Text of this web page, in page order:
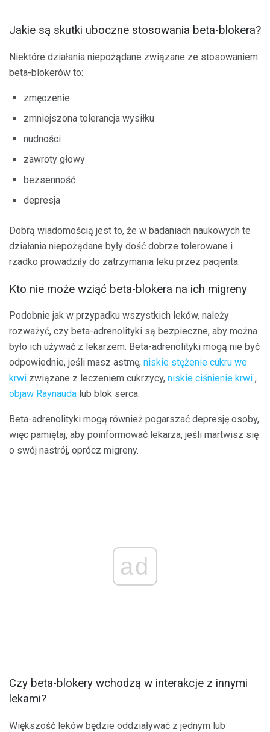
Jakie są skutki uboczne stosowania beta-blokera?
Niektóre działania niepożądane związane ze stosowaniem
beta-blokerów to:
zmęczenie
zmniejszona tolerancja wysiłku
nudności
zawroty głowy
bezsenność
depresja
Dobrą wiadomością jest to, że w badaniach naukowych te
działania niepożądane były dość dobrze tolerowane i
rzadko prowadziły do ​​zatrzymania leku przez pacjenta.
Kto nie może wziąć beta-blokera na ich migreny
Podobnie jak w przypadku wszystkich leków, należy
rozważyć, czy beta-adrenolityki są bezpieczne, aby można
było ich używać z lekarzem. Beta-adrenolityki mogą nie być
odpowiednie, jeśli masz astmę, niskie stężenie cukru we
krwi związane z leczeniem cukrzycy, niskie ciśnienie krwi ,
objaw Raynauda lub blok serca.
Beta-adrenolityki mogą również pogarszać depresję osoby,
więc pamiętaj, aby poinformować lekarza, jeśli martwisz się
o swój nastrój, oprócz migreny.
ad
Czy beta-blokery wchodzą w interakcje z innymi
lekami?
Większość leków będzie oddziaływać z jednym lub